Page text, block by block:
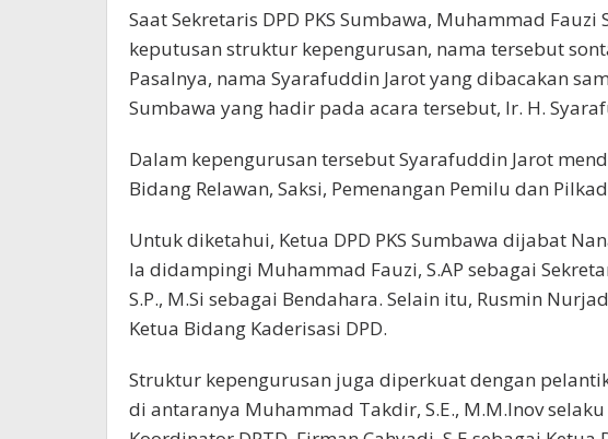
Saat Sekretaris DPD PKS Sumbawa, Muhammad Fauzi
keputusan struktur kepengurusan, nama tersebut
Pasalnya, nama Syarafuddin Jarot yang dibacakan
Sumbawa yang hadir pada acara tersebut, Ir. H.
Dalam kepengurusan tersebut Syarafuddin Jarot
Bidang Relawan, Saksi, Pemenangan Pemilu dan
Untuk diketahui, Ketua DPD PKS Sumbawa dijabat
Ia didampingi Muhammad Fauzi, S.AP sebagai
S.P., M.Si sebagai Bendahara. Selain itu, Rusmin
Ketua Bidang Kaderisasi DPD.
Struktur kepengurusan juga diperkuat dengan
di antaranya Muhammad Takdir, S.E., M.M.Inov